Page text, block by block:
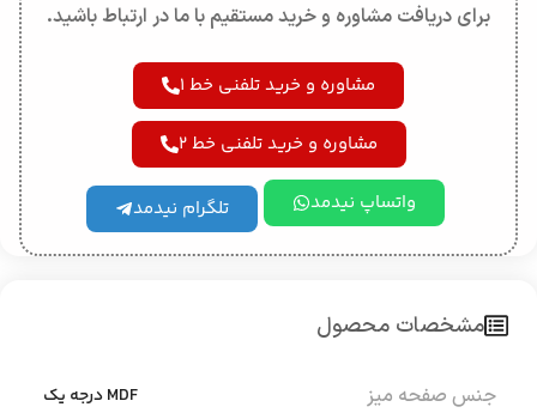
برای دریافت مشاوره و خرید مستقیم با ما در ارتباط باشید.
مشاوره و خرید تلفنی خط 1
مشاوره و خرید تلفنی خط 2
واتساپ نیدمد تلگرام نیدمد
مشخصات محصول
جنس صفحه میز MDF درجه یک